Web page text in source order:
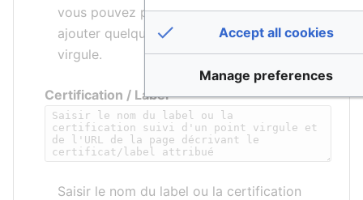
vous pouvez préciser une thématique et/ou
ajouter quelques mots-clés séparés par une
virgule.
Certification / Label
Saisir le nom du label ou la certification
Accept all cookies
Manage preferences